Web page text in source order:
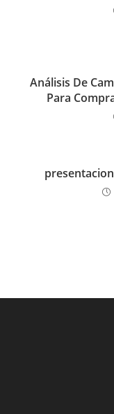
Análisis De
Para